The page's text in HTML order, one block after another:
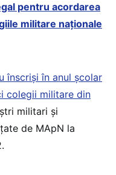
pentru acordarea
militare naționale
înscriși în anul școlar
colegii militare din
militari și
de MApN la